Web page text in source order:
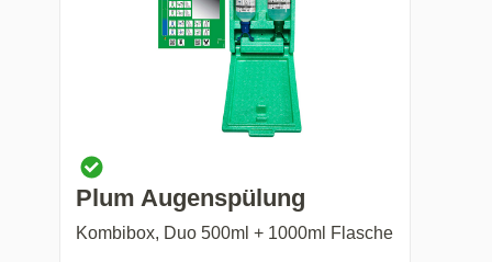
Plum Augenspülung
Kombibox, Duo 500ml + 1000ml Flasche